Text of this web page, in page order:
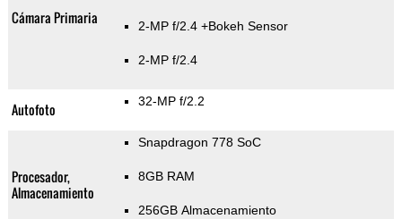
Cámara Primaria 2-MP f/2.4 +Bokeh Sensor
2-MP f/2.4
Autofoto 32-MP f/2.2
Procesador,
Almacenamiento
Snapdragon 778 SoC
8GB RAM
256GB Almacenamiento